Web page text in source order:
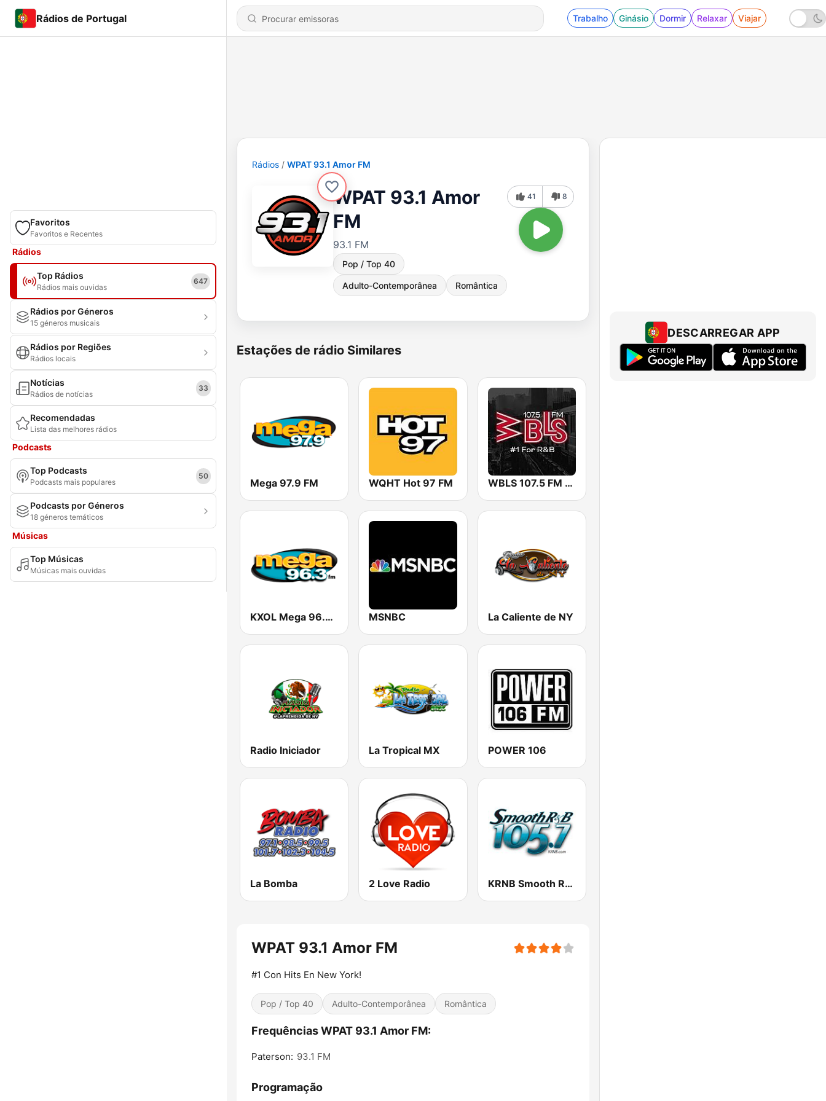
Rádios de Portugal Trabalho Ginásio Dormir Relaxar Viajar
Favoritos
Favoritos e Recentes
Rádios
Top Rádios
Rádios mais ouvidas
647
Rádios por Géneros
15 géneros musicais
Rádios por Regiões
Rádios locais
Notícias
Rádios de notícias
33
Recomendadas
Lista das melhores rádios
Podcasts
Top Podcasts
Podcasts mais populares
50
Podcasts por Géneros
18 géneros temáticos
Músicas
Top Músicas
Músicas mais ouvidas
Rádios WPAT 93.1 Amor FM
WPAT 93.1 Amor
FM
93.1 FM
Pop / Top 40
Adulto-Contemporânea Romântica
41 8
Estações de rádio Similares
Mega 97.9 FM WQHT Hot 97 FM WBLS 107.5 FM (US Only)
KXOL Mega 96.3 FM MSNBC La Caliente de NY
Radio Iniciador La Tropical MX POWER 106
La Bomba 2 Love Radio KRNB Smooth R&B 105.7 FM (US Only)
WPAT 93.1 Amor FM
#1 Con Hits En New York!
Pop / Top 40 Adulto-Contemporânea Romântica
Frequências WPAT 93.1 Amor FM:
Paterson: 93.1 FM
Programação
DESCARREGAR APP